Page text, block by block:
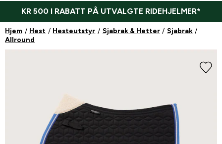
KR 500 I RABATT PÅ UTVALGTE RIDEHJELMER*
Hjem Hest Hesteutstyr Sjabrak & Hetter
Sjabrak
Allround